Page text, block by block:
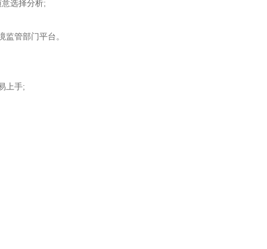
选择分析;
管部门平台。
上手;